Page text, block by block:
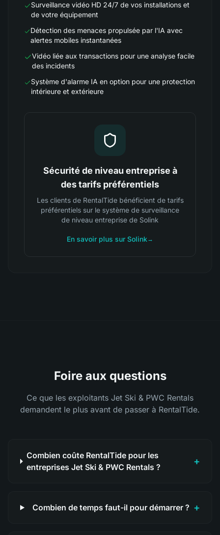
Surveillance vidéo HD 24/7 de vos installations et
de votre équipement
Détection des menaces propulsée par l'IA avec
alertes mobiles instantanées
Vidéo liée aux transactions pour une analyse facile
des incidents
Système d'alarme IA en option pour une protection
intérieure et extérieure
Sécurité de niveau entreprise à
des tarifs préférentiels
Les clients de RentalTide bénéficient de tarifs
préférentiels sur le système de surveillance
de niveau entreprise de Solink
En savoir plus sur Solink →
Foire aux questions
Ce que les exploitants Jet Ski & PWC Rentals
demandent le plus avant de passer à RentalTide.
Combien coûte RentalTide pour les
entreprises Jet Ski & PWC Rentals ?
+
Combien de temps faut-il pour démarrer ? +